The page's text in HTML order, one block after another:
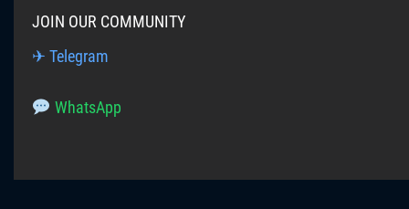
JOIN OUR COMMUNITY
✈ Telegram
WhatsApp